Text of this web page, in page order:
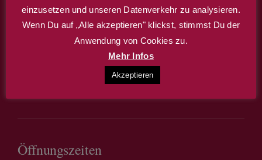
Kultur-Stadl Wörleschwang
Untere Hauptstr. 13
86441 Zusmarshausen / OT Wörleschwang
Tel: 08291 / 8 59 12 12
Mail: kultur-stadl@gmx.de
Öffnungszeiten
einzusetzen und unseren Datenverkehr zu analysieren.
Wenn Du auf „Alle akzeptieren" klickst, stimmst Du der
Anwendung von Cookies zu.
Mehr Infos
Akzeptieren